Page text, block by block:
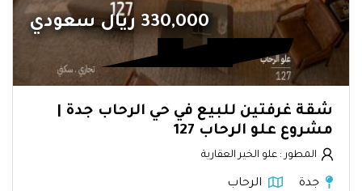
330,000 ريال سعودي
شقة غرفتين للبيع في حي الرحاب جدة |
مشروع علو الرحاب 127
المطور : علو الخير العقارية
جدة الرحاب